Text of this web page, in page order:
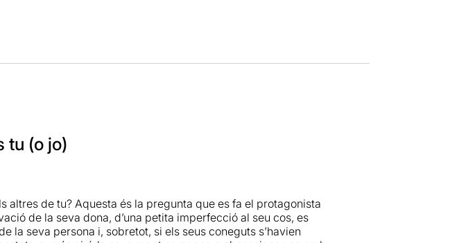
tu (o jo)
altres de tu? Aquesta és la pregunta que es fa el protagonista
de la seva dona, d’una petita imperfecció al seu cos, es
la seva persona i, sobretot, si els seus coneguts s’havien